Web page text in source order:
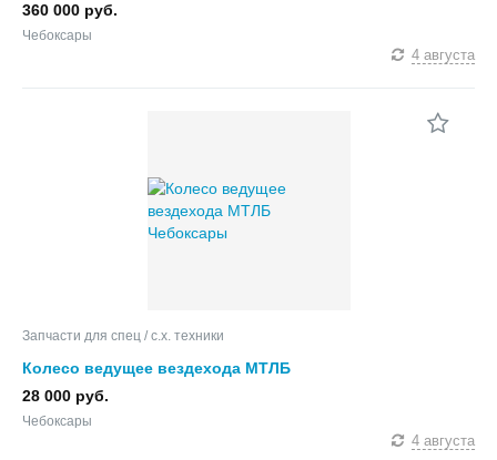
360 000 руб.
Чебоксары
4 августа
Запчасти для спец / с.х. техники
Колесо ведущее вездехода МТЛБ
28 000 руб.
Чебоксары
4 августа